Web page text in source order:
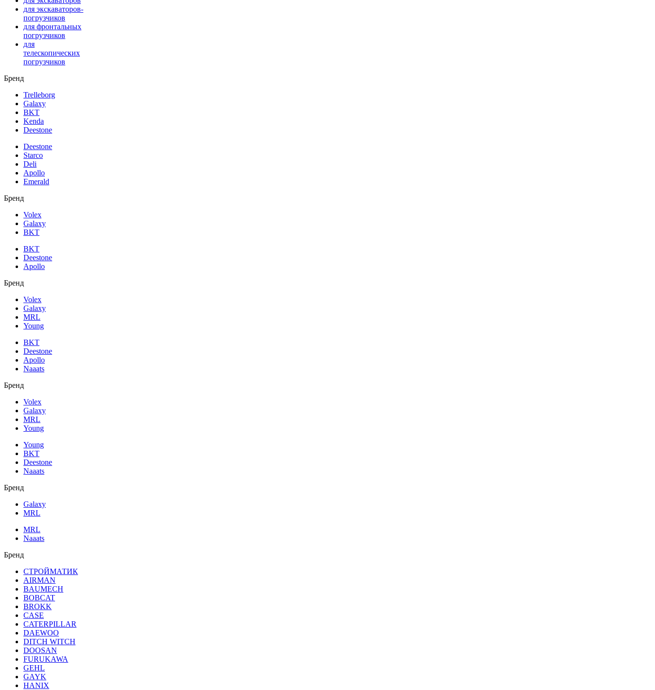
для экскаваторов-
погрузчиков
для фронтальных
погрузчиков
для
телескопических
погрузчиков
Бренд
Trelleborg
Galaxy
BKT
Kenda
Deestone
Deestone
Starco
Deli
Apollo
Emerald
Бренд
Volex
Galaxy
BKT
BKT
Deestone
Apollo
Бренд
Volex
Galaxy
MRL
Young
BKT
Deestone
Apollo
Naaats
Бренд
Volex
Galaxy
MRL
Young
Young
BKT
Deestone
Naaats
Бренд
Galaxy
MRL
MRL
Naaats
Бренд
СТРОЙМАТИК
AIRMAN
BAUMECH
BOBCAT
BROKK
CASE
CATERPILLAR
DAEWOO
DITCH WITCH
DOOSAN
FURUKAWA
GEHL
GAYK
HANIX